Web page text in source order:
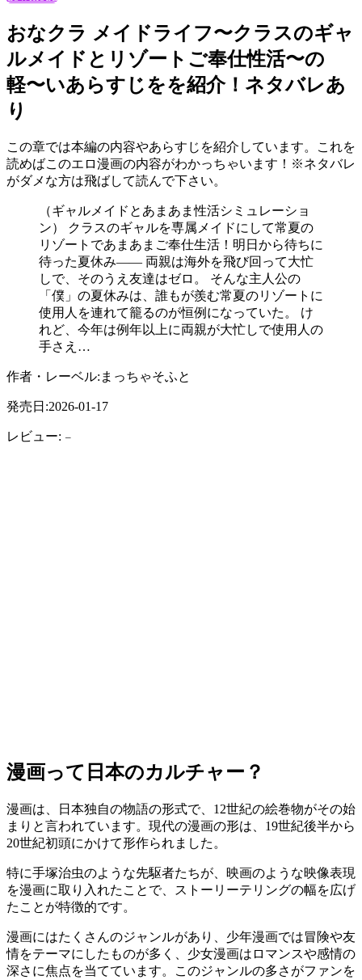
おなクラ メイドライフ〜クラスのギャ
ルメイドとリゾートご奉仕性活〜の
軽〜いあらすじをを紹介！ネタバレあ
り
この章では本編の内容やあらすじを紹介しています。これを
読めばこのエロ漫画の内容がわかっちゃいます！※ネタバレ
がダメな方は飛ばして読んで下さい。
（ギャルメイドとあまあま性活シミュレーショ
ン） クラスのギャルを専属メイドにして常夏の
リゾートであまあまご奉仕生活！明日から待ちに
待った夏休み―― 両親は海外を飛び回って大忙
しで、そのうえ友達はゼロ。 そんな主人公の
「僕」の夏休みは、誰もが羨む常夏のリゾートに
使用人を連れて籠るのが恒例になっていた。 け
れど、今年は例年以上に両親が大忙しで使用人の
手さえ…
作者・レーベル:まっちゃそふと
発売日:2026-01-17
レビュー: –
漫画って日本のカルチャー？
漫画は、日本独自の物語の形式で、12世紀の絵巻物がその始
まりと言われています。現代の漫画の形は、19世紀後半から
20世紀初頭にかけて形作られました。
特に手塚治虫のような先駆者たちが、映画のような映像表現
を漫画に取り入れたことで、ストーリーテリングの幅を広げ
たことが特徴的です。
漫画にはたくさんのジャンルがあり、少年漫画では冒険や友
情をテーマにしたものが多く、少女漫画はロマンスや感情の
深さに焦点を当てています。このジャンルの多さがファンを